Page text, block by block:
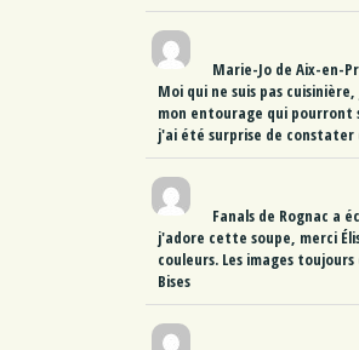
Marie-Jo de Aix-en-
Moi qui ne suis pas
mon entourage qui pourront
j'ai été surprise de
Fanals de Rognac a
j'adore cette soupe, merci
couleurs. Les images
Bises